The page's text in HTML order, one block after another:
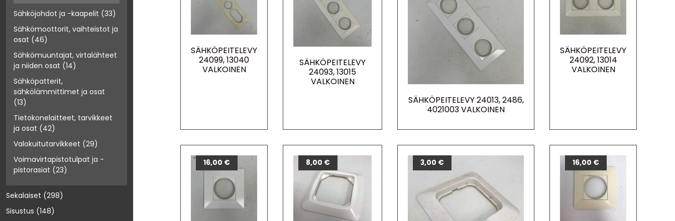
Sähköjohdot ja -kaapelit (33)
Sähkömoottorit, vaihteistot ja
osat (46)
Sähkömuuntajat, virtalähteet
ja niiden osat (14)
Sähköpatterit,
sähkölämmittimet ja osat
(13)
Tietokonelaitteet, tarvikkeet
ja osat (42)
Valokuitutarvikkeet (29)
Voimavirtapistotulpat ja -
pistorasiat (23)
Sekalaiset (298)
Sisustus (148)
SÄHKÖPEITELEVY
24099, 13040
VALKOINEN
SÄHKÖPEITELEVY
24093, 13015
VALKOINEN
SÄHKÖPEITELEVY 24013, 2486,
4021003 VALKOINEN
SÄHKÖPEITELEVY
24092, 13014
VALKOINEN
16,00 € 8,00 € 3,00 € 16,00 €